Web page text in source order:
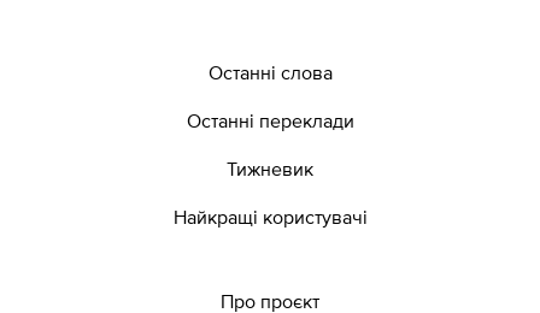
Останні слова
Останні переклади
Тижневик
Найкращі користувачі
Про проєкт